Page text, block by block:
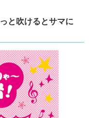
と吹けるとサマに